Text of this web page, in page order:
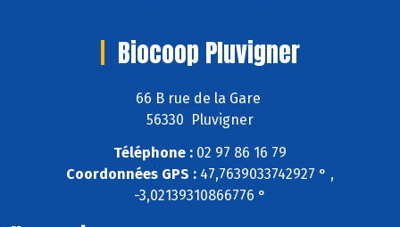
Biocoop Pluvigner
66 B rue de la Gare
56330 Pluvigner
Téléphone : 02 97 86 16 79
Coordonnées GPS : 47,7639033742927 ° ,
-3,02139310866776 °